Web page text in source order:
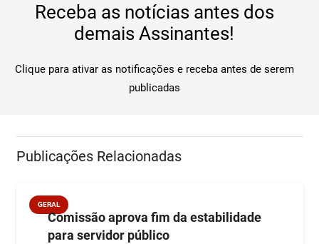
Receba as notícias antes dos
demais Assinantes!
Clique para ativar as notificações e receba antes de serem
publicadas
Publicações Relacionadas
GERAL
Comissão aprova fim da estabilidade
para servidor público